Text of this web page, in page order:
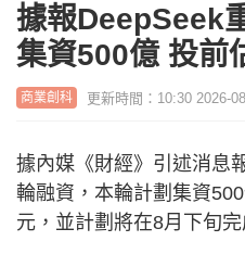
據報DeepSeek
集資500億 投前
商業創科 更新時間：10:30 2026-
據內媒《財經》引述消息
輪融資，本輪計劃集資
元，並計劃將在8月下旬完